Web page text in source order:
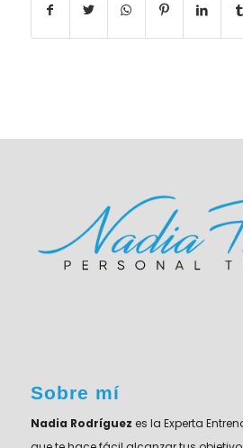
Sobre mí
Nadia Rodríguez es la Experta